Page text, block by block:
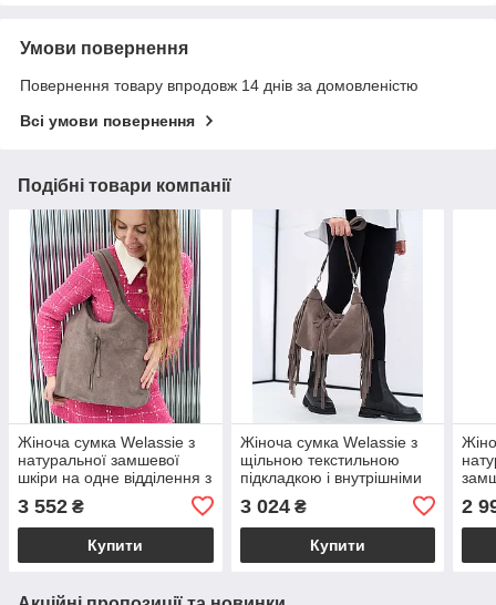
Умови повернення
Повернення товару впродовж 14 днів за домовленістю
Всі умови повернення
Подібні товари компанії
Жіноча сумка Welassie з
натуральної замшевої
шкіри на одне відділення з
текстильною підкладкою
кольору капучино «Lottie»
3 552 ₴
Купити
Жіноча сумка Welassie з
щільною текстильною
підкладкою і внутрішніми
кишенями з натуральної
замшевої шкіри кольору
капучино «Пака»
3 024₴
Купити
2